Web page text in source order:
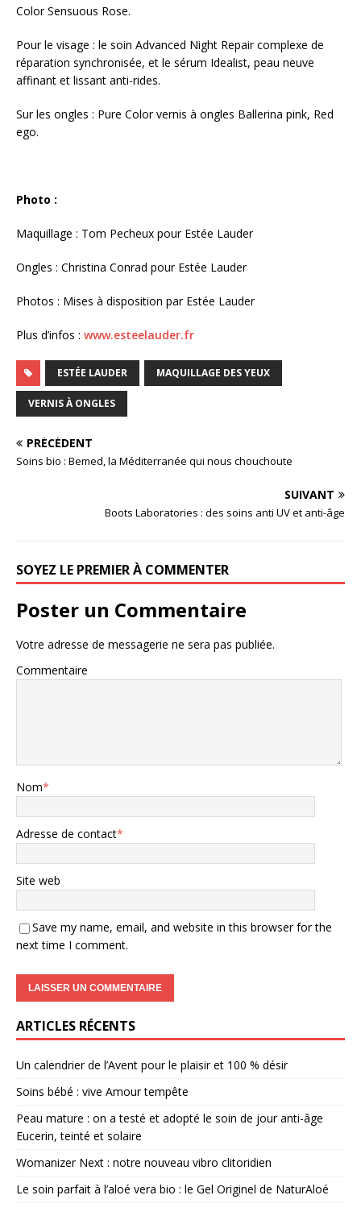
Color Sensuous Rose.
Pour le visage : le soin Advanced Night Repair complexe de
réparation synchronisée, et le sérum Idealist, peau neuve
affinant et lissant anti-rides.
Sur les ongles : Pure Color vernis à ongles Ballerina pink, Red
ego.
Photo :
Maquillage : Tom Pecheux pour Estée Lauder
Ongles : Christina Conrad pour Estée Lauder
Photos : Mises à disposition par Estée Lauder
Plus d’infos : www.esteelauder.fr
ESTÉE LAUDER MAQUILLAGE DES YEUX
VERNIS À ONGLES
PRÉCÉDENT
Soins bio : Bemed, la Méditerranée qui nous chouchoute
SUIVANT
Boots Laboratories : des soins anti UV et anti-âge
SOYEZ LE PREMIER À COMMENTER
Poster un Commentaire
Votre adresse de messagerie ne sera pas publiée.
Commentaire
Nom*
Adresse de contact*
Site web
Save my name, email, and website in this browser for the
next time I comment.
ARTICLES RÉCENTS
Un calendrier de l’Avent pour le plaisir et 100 % désir
Soins bébé : vive Amour tempête
Peau mature : on a testé et adopté le soin de jour anti-âge
Eucerin, teinté et solaire
Womanizer Next : notre nouveau vibro clitoridien
Le soin parfait à l’aloé vera bio : le Gel Originel de NaturAloé